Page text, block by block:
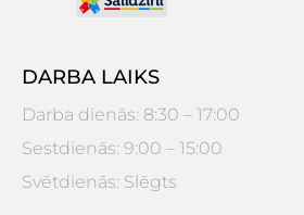
DARBA LAIKS
Darba dienās: 8:30 – 17:00
Sestdienās: 9:00 – 15:00
Svētdienās: Slēgts